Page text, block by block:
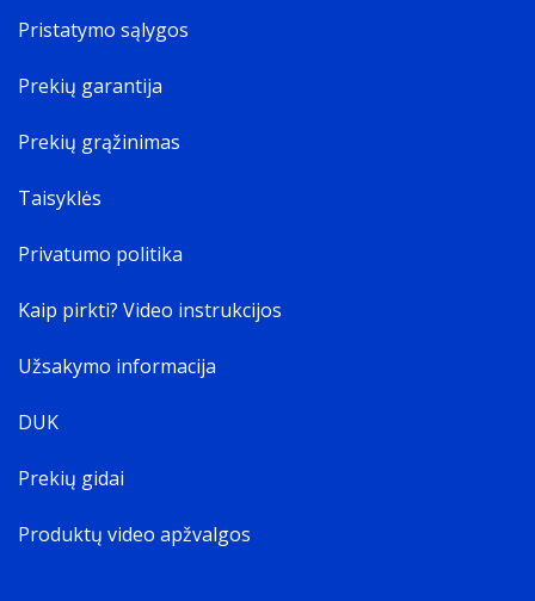
Pristatymo sąlygos
Prekių garantija
Prekių grąžinimas
Taisyklės
Privatumo politika
Kaip pirkti? Video instrukcijos
Užsakymo informacija
DUK
Prekių gidai
Produktų video apžvalgos